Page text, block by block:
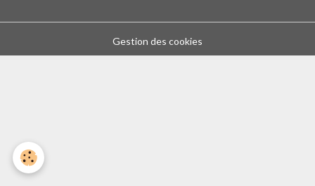
Gestion des cookies